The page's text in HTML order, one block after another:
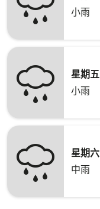
小雨
星期五
小雨
星期六
中雨